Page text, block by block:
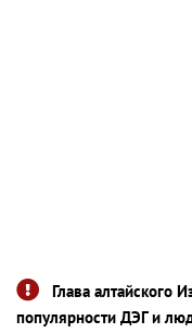
Глава алтайского
популярности ДЭГ и